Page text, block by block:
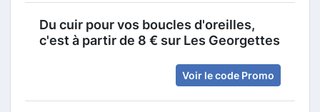
Du cuir pour vos boucles d'oreilles,
c'est à partir de 8 € sur Les Georgettes
Voir le code Promo